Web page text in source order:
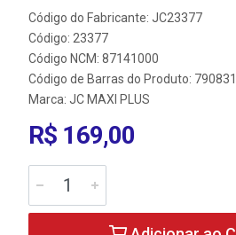
Código do Fabricante: JC23377
Código: 23377
Código NCM: 87141000
Código de Barras do Produto:
Marca: JC MAXI PLUS
R$ 169,00